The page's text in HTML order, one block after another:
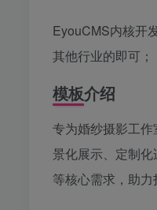
EyouCMS内核开
其他行业的即可；
模板介绍
专为婚纱摄影工
景化展示、定制
等核心需求，助